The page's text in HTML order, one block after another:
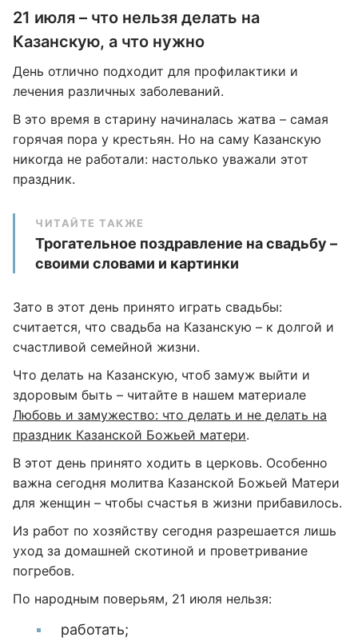
21 июля – что нельзя делать на
Казанскую, а что нужно
День отлично подходит для профилактики и
лечения различных заболеваний.
В это время в старину начиналась жатва – самая
горячая пора у крестьян. Но на саму Казанскую
никогда не работали: настолько уважали этот
праздник.
ЧИТАЙТЕ ТАКЖЕ
Трогательное поздравление на свадьбу –
своими словами и картинки
Зато в этот день принято играть свадьбы:
считается, что свадьба на Казанскую – к долгой и
счастливой семейной жизни.
Что делать на Казанскую, чтоб замуж выйти и
здоровым быть – читайте в нашем материале
Любовь и замужество: что делать и не делать на
праздник Казанской Божьей матери.
В этот день принято ходить в церковь. Особенно
важна сегодня молитва Казанской Божьей Матери
для женщин – чтобы счастья в жизни прибавилось.
Из работ по хозяйству сегодня разрешается лишь
уход за домашней скотиной и проветривание
погребов.
По народным поверьям, 21 июля нельзя:
работать;